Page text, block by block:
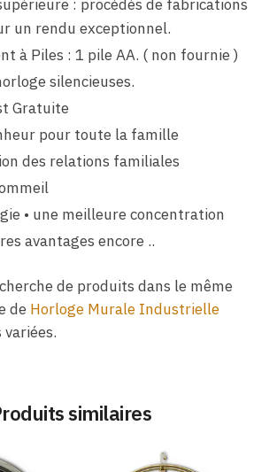
: procédés de fabrications
un rendu exceptionnel.
à Piles : 1 pile AA. ( non fournie )
silencieuses.
Gratuite
pour toute la famille
des relations familiales
• une meilleure concentration
avantages encore ..
de produits dans le même
de Horloge Murale Industrielle
similaires